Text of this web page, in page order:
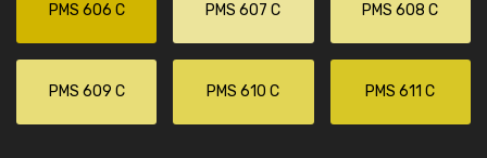
PMS 606 C PMS 607 C PMS 608 C
PMS 609 C PMS 610 C PMS 611 C